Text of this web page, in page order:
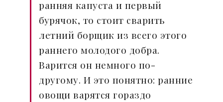
ранняя капуста и первый
бурячок, то стоит сварить
летний борщик из всего этого
раннего молодого добра.
Варится он немного по-
другому. И это понятно: ранние
овощи варятся гораздо